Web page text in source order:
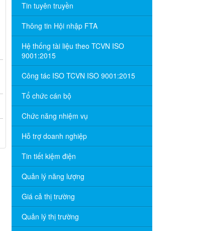
Tin tuyên truyền
Thông tin Hội nhập FTA
Hệ thống tài liệu theo TCVN ISO
9001:2015
Công tác ISO TCVN ISO 9001:2015
Tổ chức cán bộ
Chức năng nhiệm vụ
Hỗ trợ doanh nghiệp
Tin tiết kiệm điện
Quản lý năng lượng
Giá cả thị trường
Quản lý thị trường